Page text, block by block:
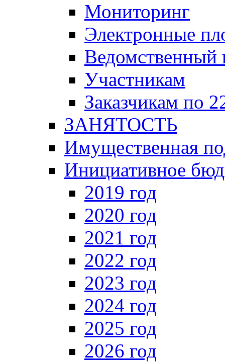
Мониторинг
Электронные
Ведомственный
Участникам
Заказчикам по
ЗАНЯТОСТЬ
Имущественная
Инициативное
2019 год
2020 год
2021 год
2022 год
2023 год
2024 год
2025 год
2026 год